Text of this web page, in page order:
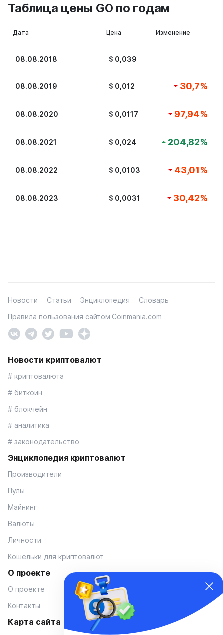
Таблица цены GO по годам
Дата Цена Изменение
08.08.2018 $ 0,039
08.08.2019 $ 0,012 30,7%
08.08.2020 $ 0,0117 97,94%
08.08.2021 $ 0,024 204,82%
08.08.2022 $ 0,0103 43,01%
08.08.2023 $ 0,0031 30,42%
Новости Статьи Энциклопедия
Словарь
Правила пользования сайтом Coinmania.com
Новости криптовалют
# криптовалюта
# биткоин
# блокчейн
# аналитика
# законодательство
Энциклопедия криптовалют
Производители
Пулы
Майнинг
Валюты
Личности
Кошельки для криптовалют
О проекте
О проекте
Контакты
Карта сайта